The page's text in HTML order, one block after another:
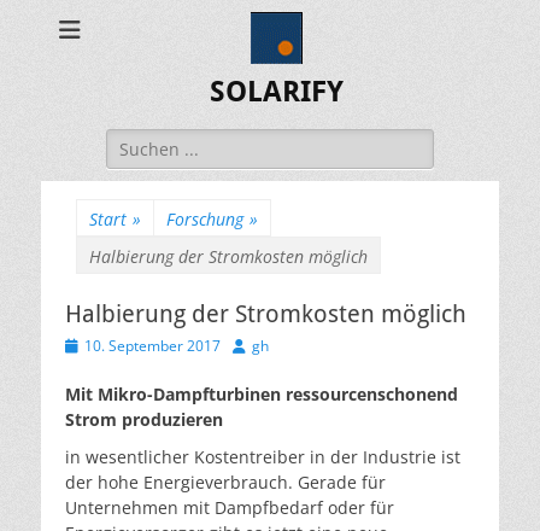
SOLARIFY
Suchen
nach:
Start » Forschung »
Halbierung der Stromkosten möglich
Halbierung der Stromkosten möglich
Veröffentlicht
10. September 2017 Autor
gh
Mit Mikro-Dampfturbinen ressourcenschonend
Strom produzieren
in wesentlicher Kostentreiber in der Industrie ist
der hohe Energieverbrauch. Gerade für
Unternehmen mit Dampfbedarf oder für